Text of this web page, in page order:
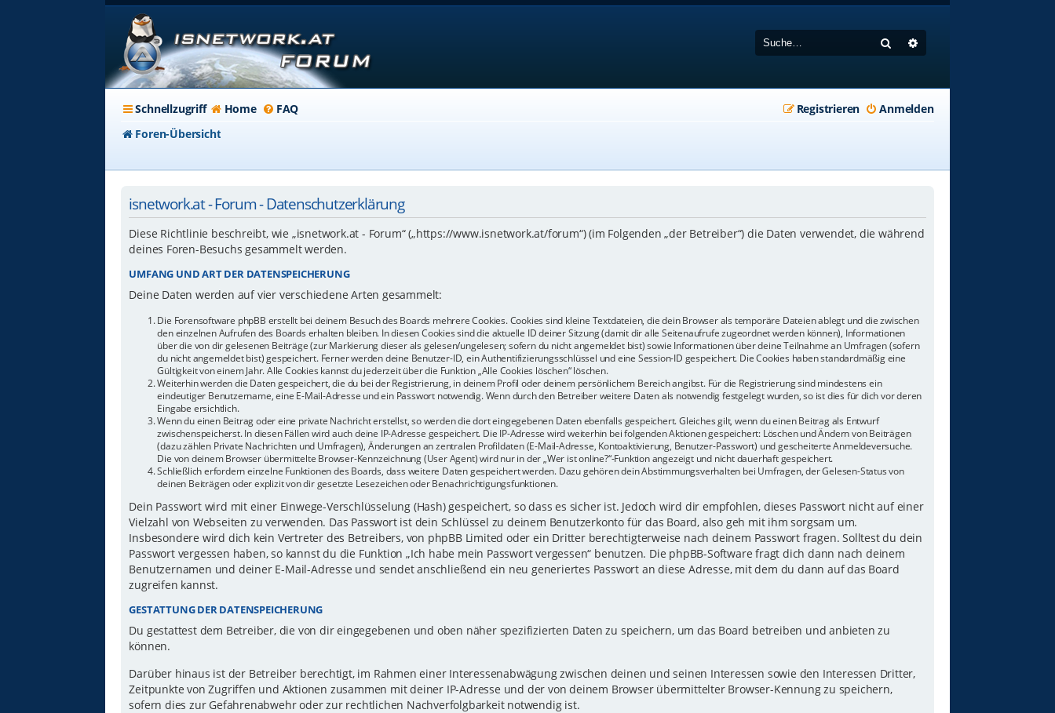
Suche
Schnellzugriff Home FAQ Anmelden
Registrieren
Foren-Übersicht
isnetwork.at - Forum - Datenschutzerklärung
Diese Richtlinie beschreibt, wie „isnetwork.at - Forum“ („https://www.isnetwork.at/forum“) (im Folgenden „der Betreiber“) die Daten verwendet, die während
deines Foren-Besuchs gesammelt werden.
UMFANG UND ART DER DATENSPEICHERUNG
Deine Daten werden auf vier verschiedene Arten gesammelt:
Die Forensoftware phpBB erstellt bei deinem Besuch des Boards mehrere Cookies. Cookies sind kleine Textdateien, die dein Browser als temporäre Dateien ablegt und die zwischen
den einzelnen Aufrufen des Boards erhalten bleiben. In diesen Cookies sind die aktuelle ID deiner Sitzung (damit dir alle Seitenaufrufe zugeordnet werden können), Informationen
über die von dir gelesenen Beiträge (zur Markierung dieser als gelesen/ungelesen; sofern du nicht angemeldet bist) sowie Informationen über deine Teilnahme an Umfragen (sofern
du nicht angemeldet bist) gespeichert. Ferner werden deine Benutzer-ID, ein Authentifizierungsschlüssel und eine Session-ID gespeichert. Die Cookies haben standardmäßig eine
Gültigkeit von einem Jahr. Alle Cookies kannst du jederzeit über die Funktion „Alle Cookies löschen“ löschen.
Weiterhin werden die Daten gespeichert, die du bei der Registrierung, in deinem Profil oder deinem persönlichem Bereich angibst. Für die Registrierung sind mindestens ein
eindeutiger Benutzername, eine E-Mail-Adresse und ein Passwort notwendig. Wenn durch den Betreiber weitere Daten als notwendig festgelegt wurden, so ist dies für dich vor deren
Eingabe ersichtlich.
Wenn du einen Beitrag oder eine private Nachricht erstellst, so werden die dort eingegebenen Daten ebenfalls gespeichert. Gleiches gilt, wenn du einen Beitrag als Entwurf
zwischenspeicherst. In diesen Fällen wird auch deine IP-Adresse gespeichert. Die IP-Adresse wird weiterhin bei folgenden Aktionen gespeichert: Löschen und Ändern von Beiträgen
(dazu zählen Private Nachrichten und Umfragen), Änderungen an zentralen Profildaten (E-Mail-Adresse, Kontoaktivierung, Benutzer-Passwort) und gescheiterte Anmeldeversuche.
Die von deinem Browser übermittelte Browser-Kennzeichnung (User Agent) wird nur in der „Wer ist online?“-Funktion angezeigt und nicht dauerhaft gespeichert.
Schließlich erfordern einzelne Funktionen des Boards, dass weitere Daten gespeichert werden. Dazu gehören dein Abstimmungsverhalten bei Umfragen, der Gelesen-Status von
deinen Beiträgen oder explizit von dir gesetzte Lesezeichen oder Benachrichtigungsfunktionen.
Dein Passwort wird mit einer Einwege-Verschlüsselung (Hash) gespeichert, so dass es sicher ist. Jedoch wird dir empfohlen, dieses Passwort nicht auf einer
Vielzahl von Webseiten zu verwenden. Das Passwort ist dein Schlüssel zu deinem Benutzerkonto für das Board, also geh mit ihm sorgsam um.
Insbesondere wird dich kein Vertreter des Betreibers, von phpBB Limited oder ein Dritter berechtigterweise nach deinem Passwort fragen. Solltest du dein
Passwort vergessen haben, so kannst du die Funktion „Ich habe mein Passwort vergessen“ benutzen. Die phpBB-Software fragt dich dann nach deinem
Benutzernamen und deiner E-Mail-Adresse und sendet anschließend ein neu generiertes Passwort an diese Adresse, mit dem du dann auf das Board
zugreifen kannst.
GESTATTUNG DER DATENSPEICHERUNG
Du gestattest dem Betreiber, die von dir eingegebenen und oben näher spezifizierten Daten zu speichern, um das Board betreiben und anbieten zu
können.
Darüber hinaus ist der Betreiber berechtigt, im Rahmen einer Interessenabwägung zwischen deinen und seinen Interessen sowie den Interessen Dritter,
Zeitpunkte von Zugriffen und Aktionen zusammen mit deiner IP-Adresse und der von deinem Browser übermittelter Browser-Kennung zu speichern,
sofern dies zur Gefahrenabwehr oder zur rechtlichen Nachverfolgbarkeit notwendig ist.